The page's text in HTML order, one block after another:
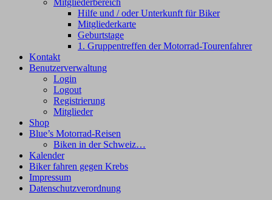
Mitgliederbereich
Hilfe und / oder Unterkunft für Biker
Mitgliederkarte
Geburtstage
1. Gruppentreffen der Motorrad-Tourenfahrer
Kontakt
Benutzerverwaltung
Login
Logout
Registrierung
Mitglieder
Shop
Blue’s Motorrad-Reisen
Biken in der Schweiz…
Kalender
Biker fahren gegen Krebs
Impressum
Datenschutzverordnung